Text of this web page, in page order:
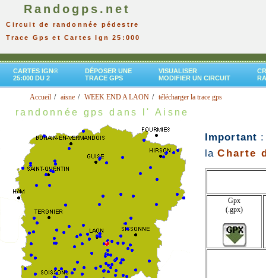
Randogps.net
Circuit de randonnée pédestre
Trace Gps et Cartes Ign 25:000
CARTES IGN®
25:000 DU 2
DÉPOSER UNE
TRACE GPS
VISUALISER
MODIFIER UN CIRCUIT
Accueil aisne WEEK END A LAON télécharger la trace gps
randonnée gps dans l' Aisne
Important
laCharte
Gpx
(.gpx)